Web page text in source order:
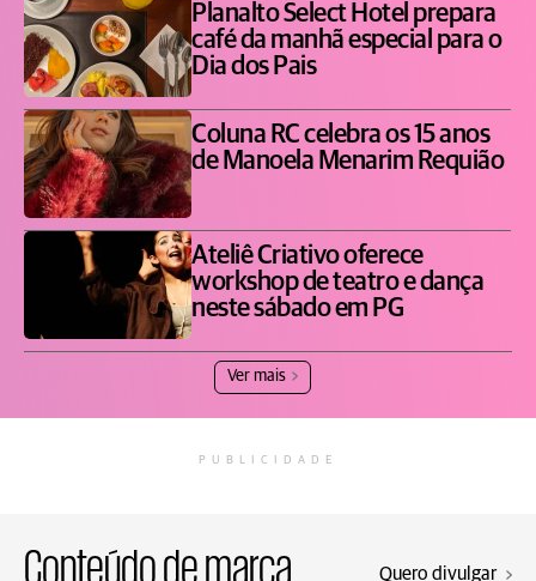
Planalto Select Hotel prepara
café da manhã especial para o
Dia dos Pais
Coluna RC celebra os 15 anos
de Manoela Menarim Requião
Ateliê Criativo oferece
workshop de teatro e dança
neste sábado em PG
Ver mais
PUBLICIDADE
Conteúdo de marca Quero divulgar